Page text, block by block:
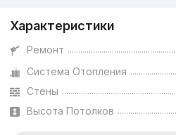
Характеристики
Ремонт
Система Отопления
Стены
Высота Потолков